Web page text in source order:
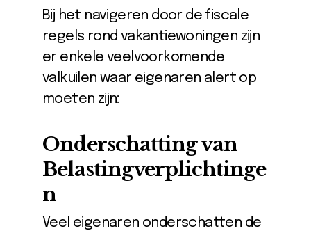
Bij het navigeren door de fiscale
regels rond vakantiewoningen zijn
er enkele veelvoorkomende
valkuilen waar eigenaren alert op
moeten zijn:
Onderschatting van
Belastingverplichtinge
n
Veel eigenaren onderschatten de